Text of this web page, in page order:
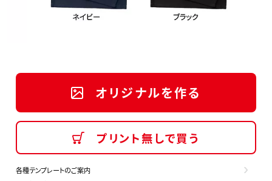
オリジナルを作る
プリント無しで買う
各種テンプレートのご案内